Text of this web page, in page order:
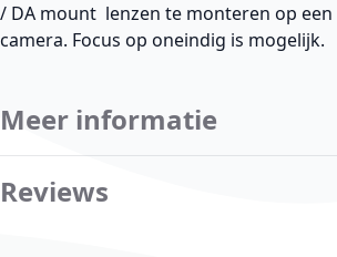
/ DA mount lenzen te monteren op
camera. Focus op oneindig is mogelijk.
Meer informatie
Reviews